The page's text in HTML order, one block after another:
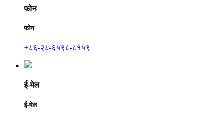
फोन
फोन
+८६-२८-६५९८-८१५९
ई-मेल
ई-मेल